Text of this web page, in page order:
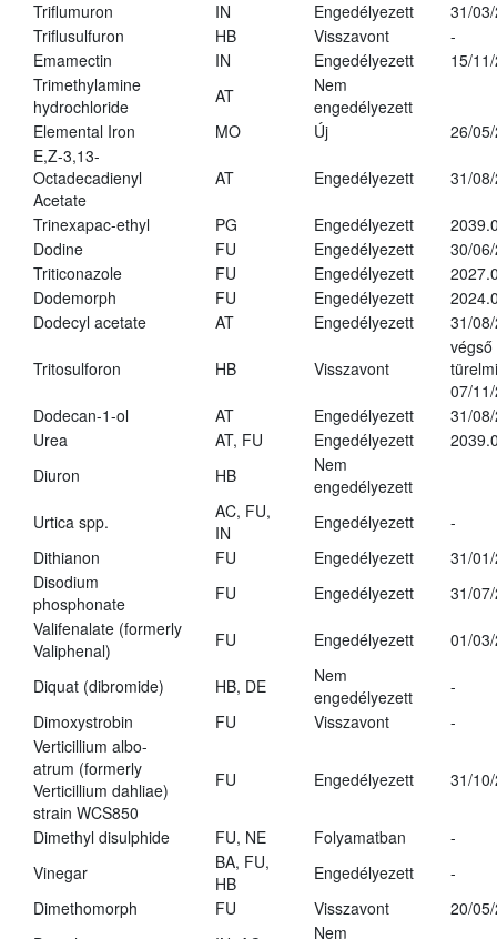
Triflumuron
IN Engedélyezett
31/
Triflusulfuron
HB Visszavont
-
Emamectin
IN Engedélyezett
15/
Trimethylamine
hydrochloride
AT
Nem
engedélyezett
Elemental Iron
MO Új
26/
E,Z-3,13-
Octadecadienyl
Acetate
AT Engedélyezett 31/
Trinexapac-ethyl PG Engedélyezett
Dodine
FU Engedélyezett
30/
Triticonazole
FU Engedélyezett
Dodemorph
FU Engedélyezett
Dodecyl acetate
AT Engedélyezett 31/
Tritosulforon HB Visszavont
végső
07/
Dodecan-1-ol
AT Engedélyezett
31/
Urea
AT, FU Engedélyezett
Diuron
HB
Nem
engedélyezett
Urtica spp.
AC, FU,
IN
Engedélyezett
-
Dithianon
FU Engedélyezett
31/
Disodium
phosphonate
FU Engedélyezett
31/
Valifenalate (formerly
Valiphenal)
FU Engedélyezett 01/
Diquat (dibromide) HB, DE
Nem
engedélyezett
-
Dimoxystrobin
FU Visszavont
-
Verticillium albo-
atrum (formerly
Verticillium dahliae)
strain WCS850
FU Engedélyezett 31/
Dimethyl disulphide FU, NE Folyamatban
-
Vinegar
BA, FU,
HB
Engedélyezett
-
Dimethomorph
FU Visszavont
20/
Nem